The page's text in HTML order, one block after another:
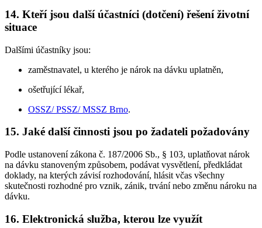
14. Kteří jsou další účastníci (dotčení) řešení životní
situace
Dalšími účastníky jsou:
zaměstnavatel, u kterého je nárok na dávku uplatněn,
ošetřující lékař,
OSSZ/ PSSZ/ MSSZ Brno.
15. Jaké další činnosti jsou po žadateli požadovány
Podle ustanovení zákona č. 187/2006 Sb., § 103, uplatňovat nárok
na dávku stanoveným způsobem, podávat vysvětlení, předkládat
doklady, na kterých závisí rozhodování, hlásit včas všechny
skutečnosti rozhodné pro vznik, zánik, trvání nebo změnu nároku na
dávku.
16. Elektronická služba, kterou lze využít